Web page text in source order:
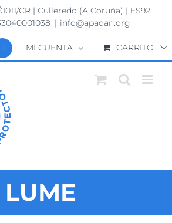
CR | Culleredo (A Coruña) | ES92
| info@apadan.org
MI CUENTA CARRITO
LUME